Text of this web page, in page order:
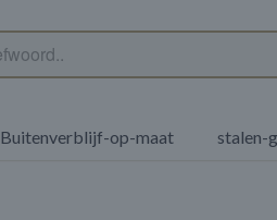
stalen-
Buitenverblijf-op-maat